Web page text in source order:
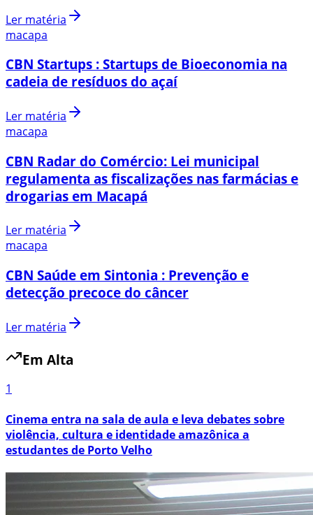
Ler matéria
macapa
CBN Startups : Startups de Bioeconomia na
cadeia de resíduos do açaí
Ler matéria
macapa
CBN Radar do Comércio: Lei municipal
regulamenta as fiscalizações nas farmácias e
drogarias em Macapá
Ler matéria
macapa
CBN Saúde em Sintonia : Prevenção e
detecção precoce do câncer
Ler matéria
Em Alta
1
Cinema entra na sala de aula e leva debates sobre
violência, cultura e identidade amazônica a
estudantes de Porto Velho